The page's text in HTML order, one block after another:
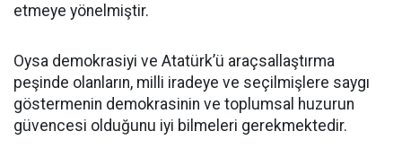
etmeye yönelmiştir.
Oysa demokrasiyi ve Atatürk’ü araçsallaştırma
peşinde olanların, milli iradeye ve seçilmişlere saygı
göstermenin demokrasinin ve toplumsal huzurun
güvencesi olduğunu iyi bilmeleri gerekmektedir.